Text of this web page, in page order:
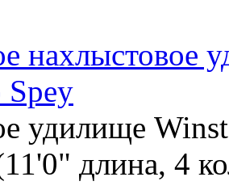
нахлыстовое
удилище
длина, 4